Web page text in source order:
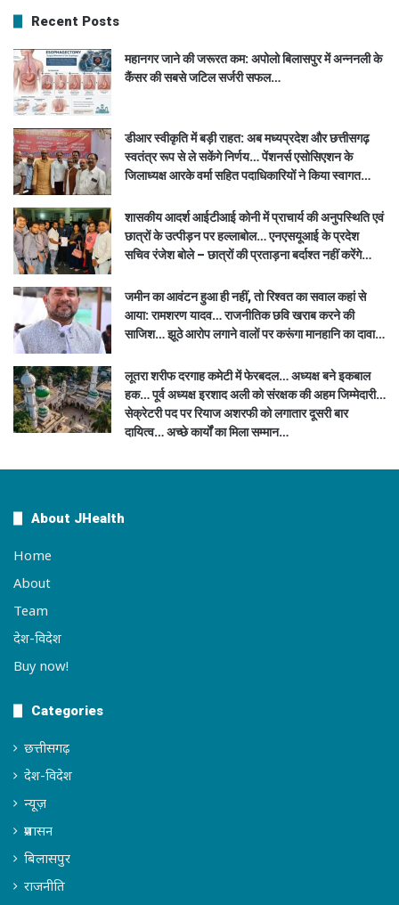
Recent Posts
महानगर जाने की जरूरत कम: अपोलो बिलासपुर में अन्ननली के
कैंसर की सबसे जटिल सर्जरी सफल…
डीआर स्वीकृति में बड़ी राहत: अब मध्यप्रदेश और छत्तीसगढ़
स्वतंत्र रूप से ले सकेंगे निर्णय… पेंशनर्स एसोसिएशन के
जिलाध्यक्ष आरके वर्मा सहित पदाधिकारियों ने किया स्वागत…
शासकीय आदर्श आईटीआई कोनी में प्राचार्य की अनुपस्थिति एवं
छात्रों के उत्पीड़न पर हल्लाबोल… एनएसयूआई के प्रदेश
सचिव रंजेश बोले – छात्रों की प्रताड़ना बर्दाश्त नहीं करेंगे…
जमीन का आवंटन हुआ ही नहीं, तो रिश्वत का सवाल कहां से
आया: रामशरण यादव… राजनीतिक छवि खराब करने की
साजिश… झूठे आरोप लगाने वालों पर करूंगा मानहानि का दावा…
लूतरा शरीफ दरगाह कमेटी में फेरबदल… अध्यक्ष बने इकबाल
हक… पूर्व अध्यक्ष इरशाद अली को संरक्षक की अहम जिम्मेदारी…
सेक्रेटरी पद पर रियाज अशरफी को लगातार दूसरी बार
दायित्व… अच्छे कार्यों का मिला सम्मान…
About JHealth
Home
About
Team
देश-विदेश
Buy now!
Categories
छत्तीसगढ़
देश-विदेश
न्यूज़
प्रशासन
बिलासपुर
राजनीति